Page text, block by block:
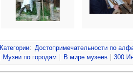
Категории:
Достопримечательности по
Музеи по городам
В мире музеев 300